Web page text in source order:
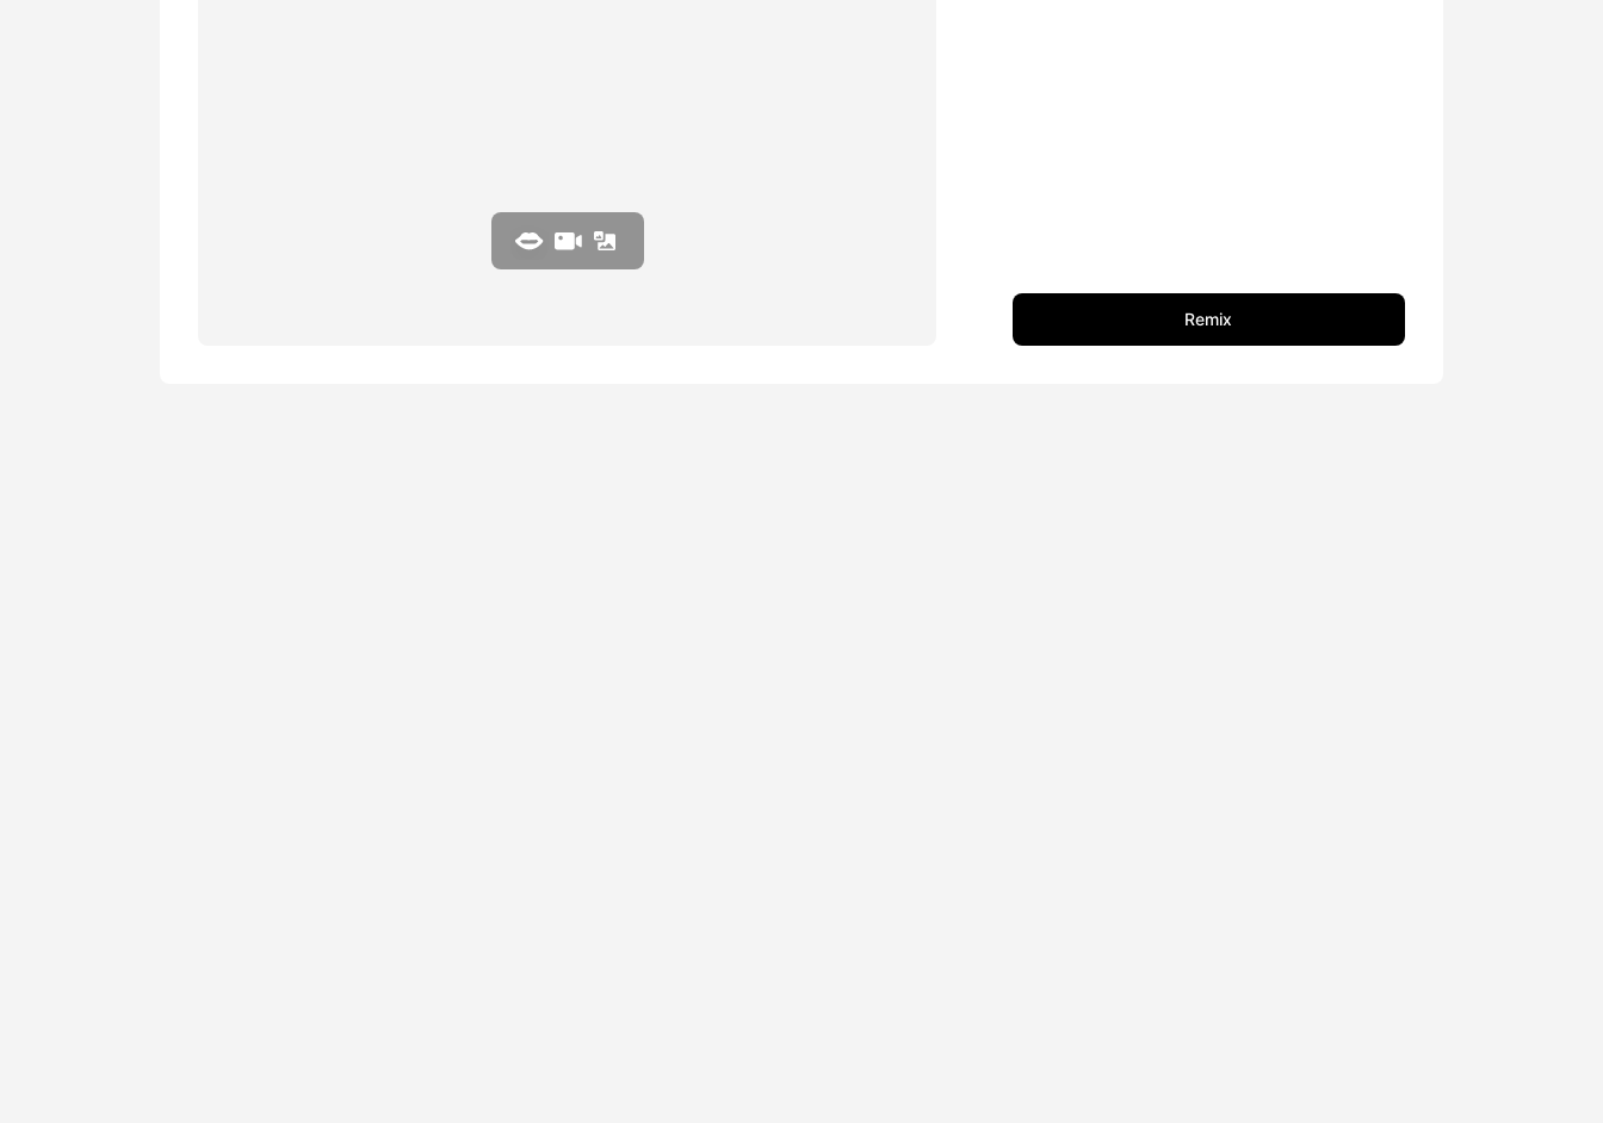
Remix